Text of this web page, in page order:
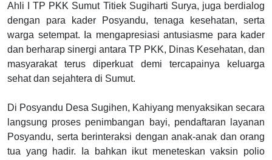
Ahli I TP PKK Sumut Titiek Sugiharti Surya, juga berdialog
dengan para kader Posyandu, tenaga kesehatan, serta
warga setempat. Ia mengapresiasi antusiasme para kader
dan berharap sinergi antara TP PKK, Dinas Kesehatan, dan
masyarakat terus diperkuat demi tercapainya keluarga
sehat dan sejahtera di Sumut.
Di Posyandu Desa Sugihen, Kahiyang menyaksikan secara
langsung proses penimbangan bayi, pendaftaran layanan
Posyandu, serta berinteraksi dengan anak-anak dan orang
tua yang hadir. Ia bahkan ikut meneteskan vaksin polio